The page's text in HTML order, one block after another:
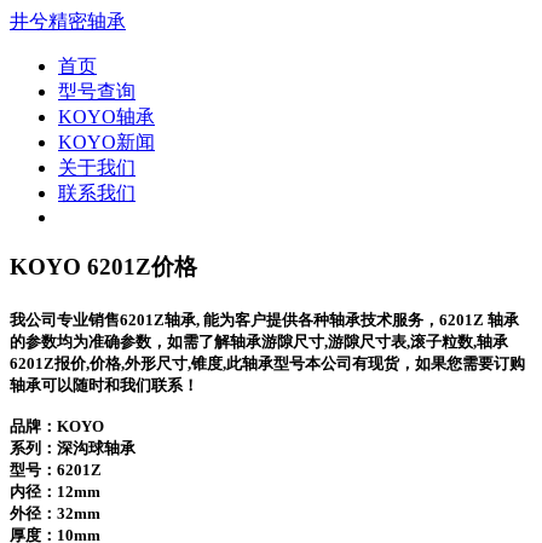
井兮精密轴承
首页
型号查询
KOYO轴承
KOYO新闻
关于我们
联系我们
KOYO 6201Z价格
我公司专业销售6201Z轴承, 能为客户提供各种轴承技术服务，6201Z 轴承
的参数均为准确参数，如需了解轴承游隙尺寸,游隙尺寸表,滚子粒数,轴承
6201Z报价,价格,外形尺寸,锥度,此轴承型号本公司有现货，如果您需要订购
轴承可以随时和我们联系！
品牌：KOYO
系列：深沟球轴承
型号： 6201Z
内径：12mm
外径：32mm
厚度：10mm